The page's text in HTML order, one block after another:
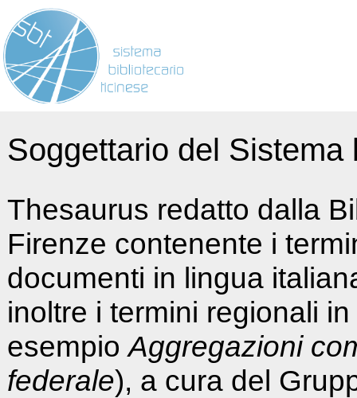
Soggettario del
Thesaurus redatto dalla
Firenze contenente i
documenti in lingua
inoltre i termini regionali
esempioAggregazioni
federale), a cura del